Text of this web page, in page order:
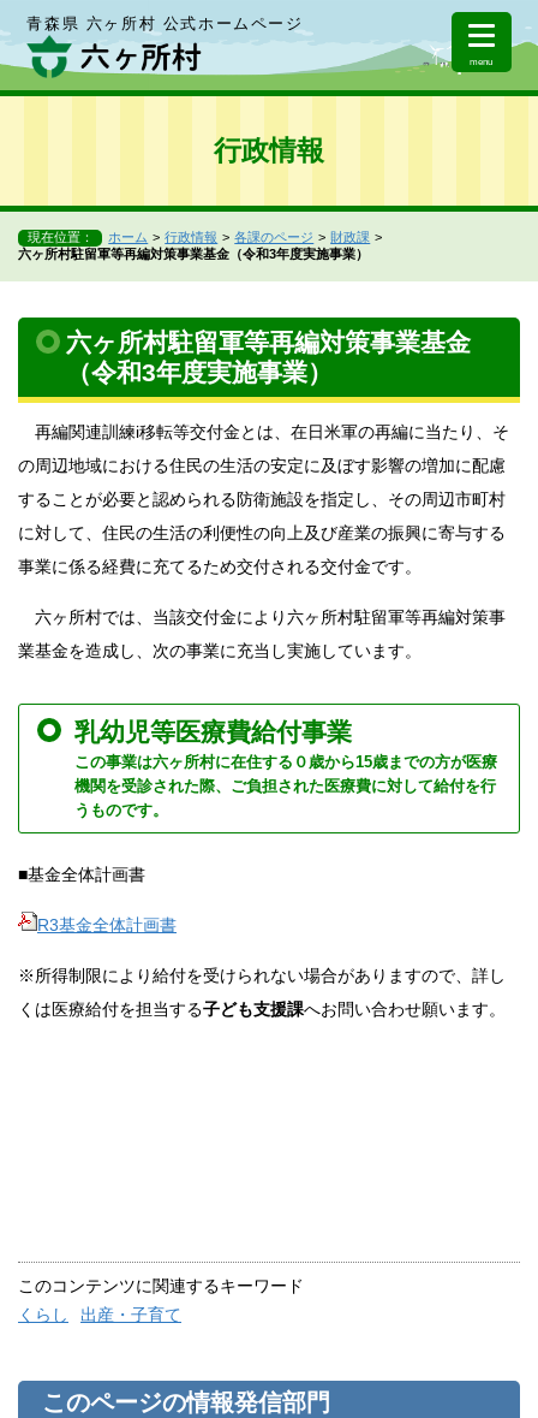
青森県 六ヶ所村 公式ホームページ
menu
行政情報
現在位置： ホーム 行政情報 各課のページ
財政課
六ヶ所村駐留軍等再編対策事業基金（令和3年度実施事業）
六ヶ所村駐留軍等再編対策事業基金
（令和3年度実施事業）
再編関連訓練i移転等交付金とは、在日米軍の再編に当たり、そ
の周辺地域における住民の生活の安定に及ぼす影響の増加に配慮
することが必要と認められる防衛施設を指定し、その周辺市町村
に対して、住民の生活の利便性の向上及び産業の振興に寄与する
事業に係る経費に充てるため交付される交付金です。
六ヶ所村では、当該交付金により六ヶ所村駐留軍等再編対策事
業基金を造成し、次の事業に充当し実施しています。
乳幼児等医療費給付事業
この事業は六ヶ所村に在住する０歳から15歳までの方が医療
機関を受診された際、ご負担された医療費に対して給付を行
うものです。
■基金全体計画書
R3基金全体計画書
※所得制限により給付を受けられない場合がありますので、詳し
くは医療給付を担当する子ども支援課へお問い合わせ願います。
このコンテンツに関連するキーワード
くらし
出産・子育て
このページの情報発信部門